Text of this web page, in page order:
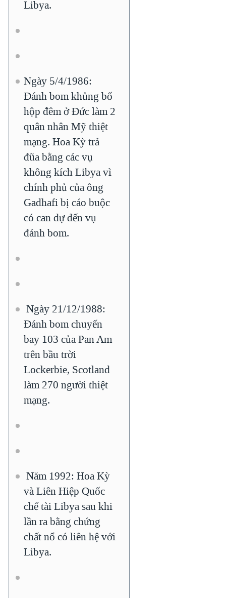
QUAN HỆ VIỆT MỸ
Libya.
Ngày 5/4/1986:
Đánh bom khủng bố
hộp đêm ở Đức làm 2
quân nhân Mỹ thiệt
mạng. Hoa Kỳ trả
đũa bằng các vụ
không kích Libya vì
chính phủ của ông
Gadhafi bị cáo buộc
có can dự đến vụ
đánh bom.
Ngày 21/12/1988:
Đánh bom chuyến
bay 103 của Pan Am
trên bầu trời
Lockerbie, Scotland
làm 270 người thiệt
mạng.
Năm 1992: Hoa Kỳ
và Liên Hiệp Quốc
chế tài Libya sau khi
lần ra bằng chứng
chất nổ có liên hệ với
Libya.